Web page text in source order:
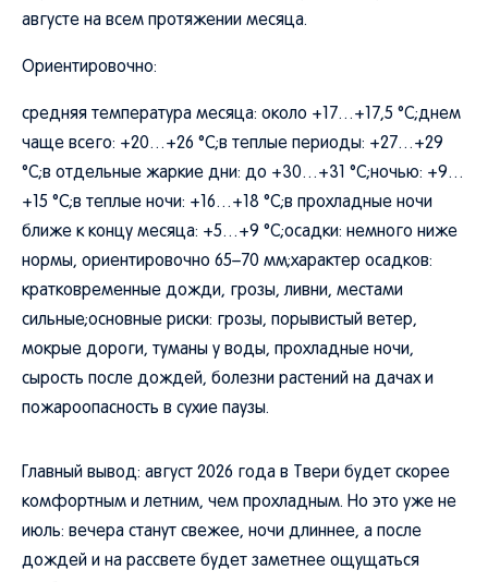
августе на всем протяжении месяца.
Ориентировочно:
средняя температура месяца: около +17…+17,5 °C;днем
чаще всего: +20…+26 °C;в теплые периоды: +27…+29
°C;в отдельные жаркие дни: до +30…+31 °C;ночью: +9…
+15 °C;в теплые ночи: +16…+18 °C;в прохладные ночи
ближе к концу месяца: +5…+9 °C;осадки: немного ниже
нормы, ориентировочно 65–70 мм;характер осадков:
кратковременные дожди, грозы, ливни, местами
сильные;основные риски: грозы, порывистый ветер,
мокрые дороги, туманы у воды, прохладные ночи,
сырость после дождей, болезни растений на дачах и
пожароопасность в сухие паузы.
Главный вывод: август 2026 года в Твери будет скорее
комфортным и летним, чем прохладным. Но это уже не
июль: вечера станут свежее, ночи длиннее, а после
дождей и на рассвете будет заметнее ощущаться